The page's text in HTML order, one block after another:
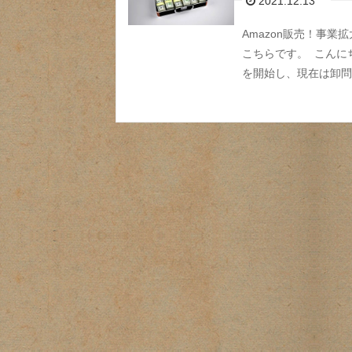
Amazon販売！事業
こちらです。 こんに
を開始し、現在は卸